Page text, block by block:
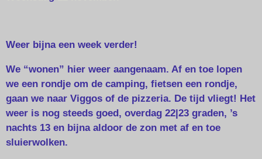
Weer bijna een week verder!
We “wonen” hier weer aangenaam. Af en toe lopen
we een rondje om de camping, fietsen een rondje,
gaan we naar Viggos of de pizzeria. De tijd vliegt! Het
weer is nog steeds goed, overdag 22|23 graden, ’s
nachts 13 en bijna aldoor de zon met af en toe
sluierwolken.